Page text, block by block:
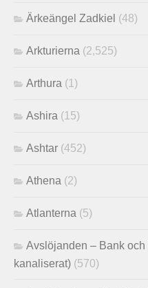
Ärkeängel Zadkiel (48)
Arkturierna (2,525)
Arthura (1)
Ashira (15)
Ashtar (452)
Athena (2)
Atlanterna (5)
Avslöjanden – Bank och
kanaliserat) (570)